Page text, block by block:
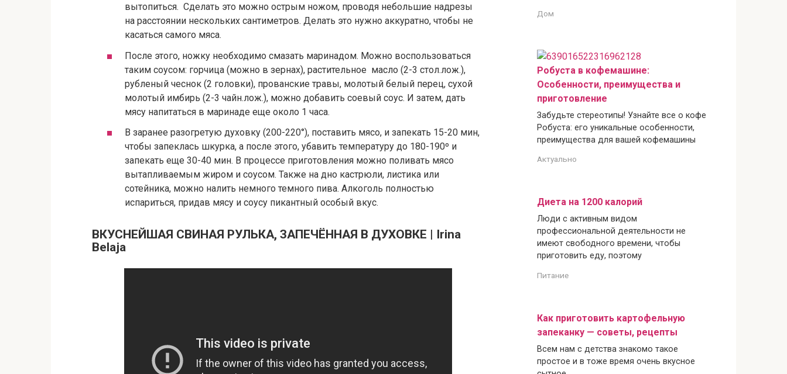
вытопиться. Сделать это можно острым ножом, проводя небольшие надрезы
на расстоянии нескольких сантиметров. Делать это нужно аккуратно, чтобы не
касаться самого мяса.
После этого, ножку необходимо смазать маринадом. Можно воспользоваться
таким соусом: горчица (можно в зернах), растительное масло (2-3 стол.лож.),
рубленый чеснок (2 головки), прованские травы, молотый белый перец, сухой
молотый имбирь (2-3 чайн.лож.), можно добавить соевый соус. И затем, дать
мясу напитаться в маринаде еще около 1 часа.
В заранее разогретую духовку (200-220°), поставить мясо, и запекать 15-20 мин,
чтобы запеклась шкурка, а после этого, убавить температуру до 180-190º и
запекать еще 30-40 мин. В процессе приготовления можно поливать мясо
вытапливаемым жиром и соусом. Также на дно кастрюли, листика или
сотейника, можно налить немного темного пива. Алкоголь полностью
испариться, придав мясу и соусу пикантный особый вкус.
ВКУСНЕЙШАЯ СВИНАЯ РУЛЬКА, ЗАПЕЧЁННАЯ В ДУХОВКЕ | Irina
Belaja
Дом
Робуста в кофемашине:
Особенности, преимущества и
приготовление
Забудьте стереотипы! Узнайте все о кофе
Робуста: его уникальные особенности,
преимущества для вашей кофемашины
Актуально
Диета на 1200 калорий
Люди с активным видом
профессиональной деятельности не
имеют свободного времени, чтобы
приготовить еду, поэтому
Питание
Как приготовить картофельную
запеканку — советы, рецепты
Всем нам с детства знакомо такое
простое и в тоже время очень вкусное